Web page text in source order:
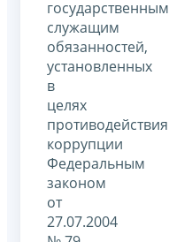
государственным
служащим
обязанностей,
установленных
в
целях
противодействия
коррупции
Федеральным
законом
от
27.07.2004